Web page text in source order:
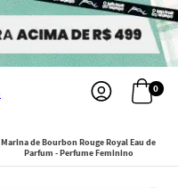
0
Marina de Bourbon Rouge Royal Eau de
Parfum - Perfume Feminino